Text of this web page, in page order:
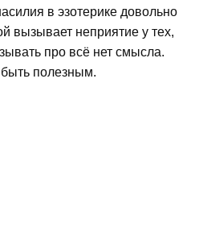
в эзотерике довольно
вызывает неприятие у тех,
про всё нет смысла.
быть полезным.